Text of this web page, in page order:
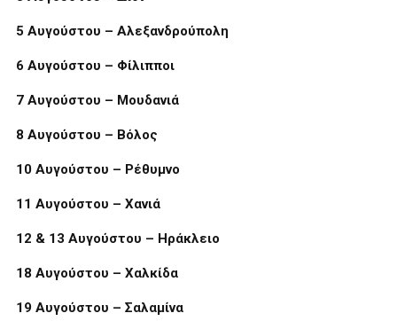
5 Αυγούστου – Αλεξανδρούπολη
6 Αυγούστου – Φίλιπποι
7 Αυγούστου – Μουδανιά
8 Αυγούστου – Βόλος
10 Αυγούστου – Ρέθυμνο
11 Αυγούστου – Χανιά
12 & 13 Αυγούστου – Ηράκλειο
18 Αυγούστου – Χαλκίδα
19 Αυγούστου – Σαλαμίνα